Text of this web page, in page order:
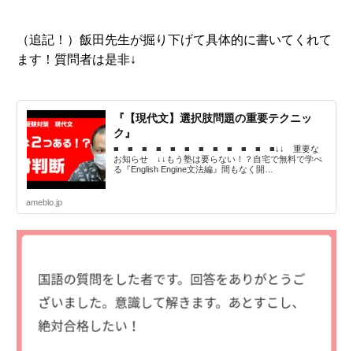
（追記！）飯田先生が掘り下げて具体的に書いてくれて
ます！質問者は是非↓
『【現代文】選択肢問題の重要テクニッ
ク』
■ ■ ■ ■ ■ ■ ■ ■ ■ ■ ■ ■↓↓ 重要な
お知らせ ↓↓もう塾は要らない！？自宅で無料で学べ
る『English Engine文法編』間もなく開…
ameblo.jp